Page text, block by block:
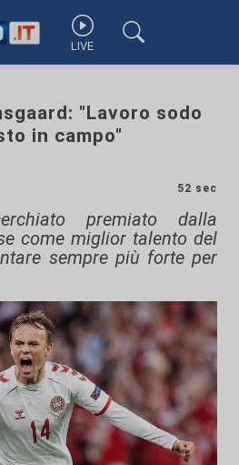
LIVE
"Lavoro sodo
in campo"
52 sec
premiato dalla
come miglior talento del
sempre più forte per